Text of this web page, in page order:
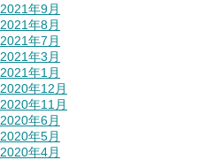
2021年9月
2021年8月
2021年7月
2021年3月
2021年1月
2020年12月
2020年11月
2020年6月
2020年5月
2020年4月